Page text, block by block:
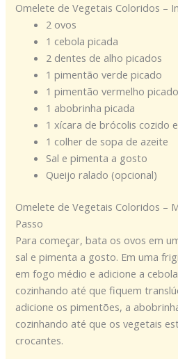
Omelete de Vegetais Coloridos –
2 ovos
1 cebola picada
2 dentes de alho picados
1 pimentão verde picado
1 pimentão vermelho picado
1 abobrinha picada
1 xícara de brócolis cozido
1 colher de sopa de azeite
Sal e pimenta a gosto
Queijo ralado (opcional)
Omelete de Vegetais Coloridos –
Passo
Para começar, bata os ovos em
sal e pimenta a gosto. Em uma
em fogo médio e adicione a
cozinhando até que fiquem
adicione os pimentões, a
cozinhando até que os vegetais
crocantes.